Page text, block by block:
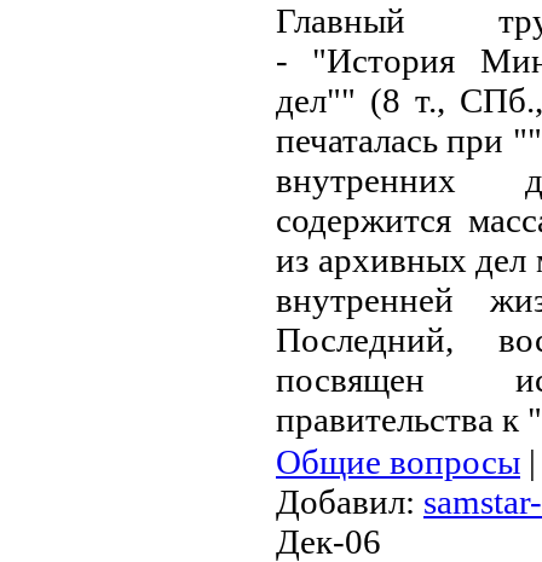
Главный
- "История
дел"" (8 т.,
печаталась при
внутренних
содержится
из архивных дел
внутренней
Последний,
посвящен
правительства к
Общие вопросы
Добавил:
Дек-06